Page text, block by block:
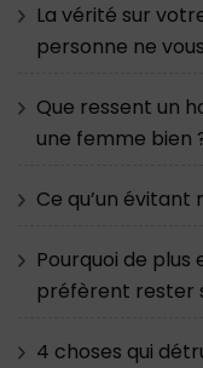
La vérité sur
personne ne
Que ressent un
une femme bien
Ce qu’un
Pourquoi de plus
préfèrent rester
4 choses qui